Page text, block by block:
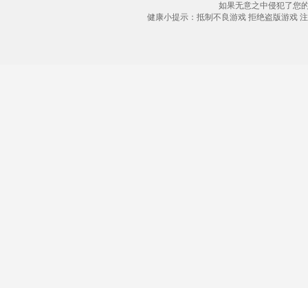
如果无意之中侵犯了您
健康小提示：抵制不良游戏 拒绝盗版游戏